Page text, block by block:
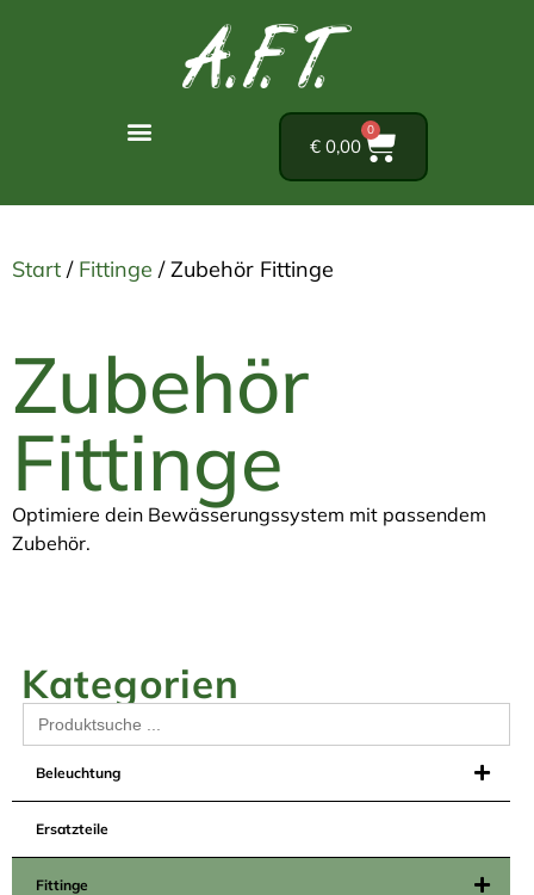
€ 0,00
0
Start / Fittinge / Zubehör Fittinge
Zubehör
Fittinge
Optimiere dein Bewässerungssystem mit passendem
Zubehör.
Kategorien
Search
for:
Beleuchtung
Ersatzteile
Fittinge